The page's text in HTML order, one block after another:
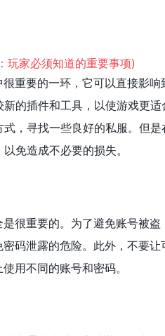
重要的一环，它可以直接影
新的插件和工具，以使游戏更
，寻找一些良好的私服。但
以免造成不必要的损失。
很重要的。为了避免账号被
码泄露的危险。此外，不要
用不同的账号和密码。